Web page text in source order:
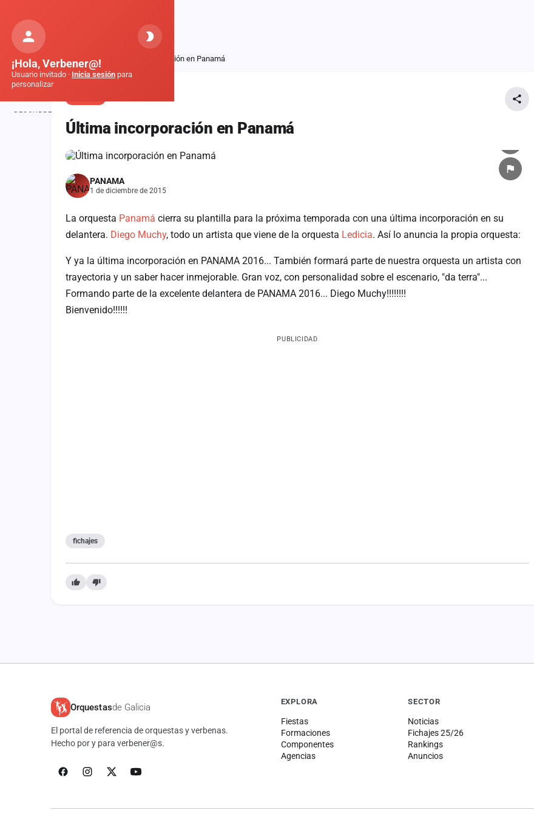
Inicio Noticias Última incorporación en Panamá
Última incorporación en Panamá
PANAMA
1 de diciembre de 2015
La orquesta Panamá cierra su plantilla para la próxima temporada con una última incorporación en su
delantera. Diego Muchy, todo un artista que viene de la orquesta Ledicia. Así lo anuncia la propia orquesta:
Y ya la última incorporación en PANAMA 2016... También formará parte de nuestra orquesta un artista con
trayectoria y un saber hacer inmejorable. Gran voz, con personalidad sobre el escenario, "da terra"...
Formando parte de la excelente delantera de PANAMA 2016... Diego Muchy!!!!!!!!
Bienvenido!!!!!!
PUBLICIDAD
fichajes
Orquestasde Galicia
El portal de referencia de orquestas y verbenas.
Hecho por y para verbener@s.
EXPLORA
Fiestas
Formaciones
Componentes
Agencias
SECTOR
Noticias
Fichajes 25/26
Rankings
Anuncios
¡Hola, Verbener@!
Usuario invitado · Inicia sesión para
personalizar
DESCUBRE
Formaciones
Mapa de fiestas
Componentes